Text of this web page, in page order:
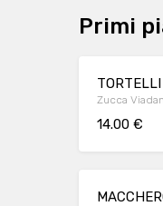
Primi
Zucca
14.00 €